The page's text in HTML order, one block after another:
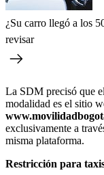
¿Su carro llegó a los
revisar
La SDM precisó que
modalidad es el sitio
exclusivamente a
misma plataforma.
Restricción para